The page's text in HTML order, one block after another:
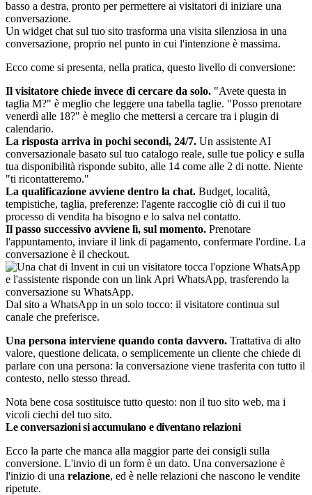
Un widget chat sul tuo sito trasforma una visita silenziosa in una
conversazione, proprio nel punto in cui l'intenzione è massima.
Ecco come si presenta, nella pratica, questo livello di conversione:
Il visitatore chiede invece di cercare da solo. "Avete questa in
taglia M?" è meglio che leggere una tabella taglie. "Posso prenotare
venerdì alle 18?" è meglio che mettersi a cercare tra i plugin di
calendario.
La risposta arriva in pochi secondi, 24/7. Un assistente AI
conversazionale basato sul tuo catalogo reale, sulle tue policy e sulla
tua disponibilità risponde subito, alle 14 come alle 2 di notte. Niente
"ti ricontatteremo."
La qualificazione avviene dentro la chat. Budget, località,
tempistiche, taglia, preferenze: l'agente raccoglie ciò di cui il tuo
processo di vendita ha bisogno e lo salva nel contatto.
Il passo successivo avviene lì, sul momento. Prenotare
l'appuntamento, inviare il link di pagamento, confermare l'ordine. La
conversazione è il checkout.
Dal sito a WhatsApp in un solo tocco: il visitatore continua sul
canale che preferisce.
Una persona interviene quando conta davvero. Trattativa di alto
valore, questione delicata, o semplicemente un cliente che chiede di
parlare con una persona: la conversazione viene trasferita con tutto il
contesto, nello stesso thread.
Nota bene cosa sostituisce tutto questo: non il tuo sito web, ma i
vicoli ciechi del tuo sito.
Le conversazioni si accumulano e diventano relazioni
Ecco la parte che manca alla maggior parte dei consigli sulla
conversione. L'invio di un form è un dato. Una conversazione è
l'inizio di una relazione, ed è nelle relazioni che nascono le vendite
ripetute.